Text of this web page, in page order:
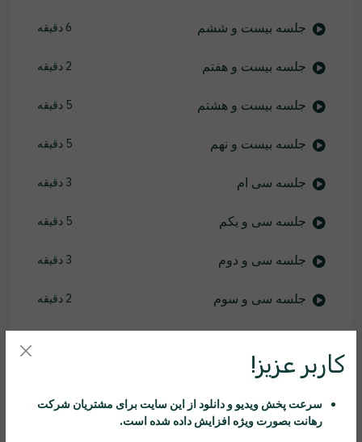
جلسه بیست و ششم 6 دقیقه
جلسه بیست و هفتم 2 دقیقه
جلسه بیست و هشتم 5 دقیقه
جلسه بیست و نهم 5 دقیقه
جلسه سی ام 3 دقیقه
جلسه سی و یکم 5 دقیقه
جلسه سی و دوم 3 دقیقه
جلسه سی و سوم 2 دقیقه
جلسه سی و پنجم
جلسه سی و ششم
کاربر عزیز!
سرعت پخش ویدیو و دانلود از این سایت برای مشتریان شرکت
رهانت بصورت ویژه افزایش داده شده است.